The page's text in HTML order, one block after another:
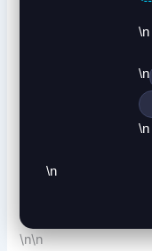
\n
\n
\n
\n
\n\n